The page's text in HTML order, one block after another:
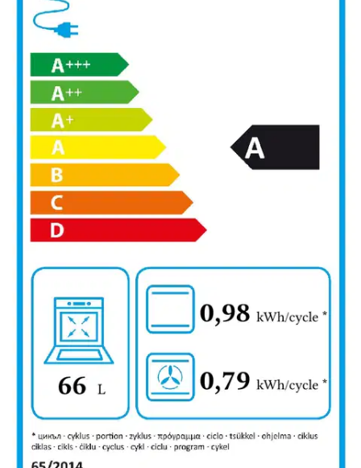
Asiakasomistajahinta
Hinta ilman S-Etukorttia:
Verkkokaupan hinta
Energialuokka
Valitse toimitustapa
Nouto myymälästä
Ei saatavilla
Toimitus
Ei saatavilla
Ilmainen toimitus yli 100 €:n tilauksille
Postin pakettiautomaattiin tai
palvelupisteeseen!
Etu ei koske Suuri‑lisäpalvelulla toimitettavia tuotteita.
Tarkista myymäläsaatavuus